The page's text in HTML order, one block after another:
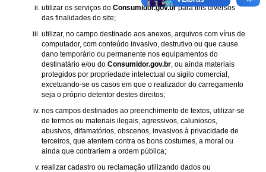
utilizar os serviços do Consumidor.gov.brpara fins diversos
das finalidades do site;
utilizar, no campo destinado aos anexos, arquivos com vírus de
computador, com conteúdo invasivo, destrutivo ou que cause
dano temporário ou permanente nos equipamentos do
destinatário e/ou do Consumidor.gov.br , ou ainda materiais
protegidos por propriedade intelectual ou sigilo comercial,
excetuando-se os casos em que o realizador do carregamento
seja o próprio detentor destes direitos;
nos campos destinados ao preenchimento de textos, utilizar-se
de termos ou materiais ilegais, agressivos, caluniosos,
abusivos, difamatórios, obscenos, invasivos à privacidade de
terceiros, que atentem contra os bons costumes, a moral ou
ainda que contrariem a ordem pública;
realizar cadastro ou reclamação utilizando dados ou